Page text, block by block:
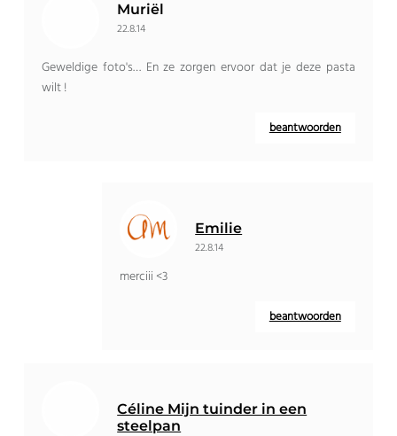
Muriël
22.8.14
Geweldige foto's… En ze zorgen ervoor dat je deze pasta
wilt !
beantwoorden
Emilie
22.8.14
merciii <3
beantwoorden
Céline Mijn tuinder in een
steelpan